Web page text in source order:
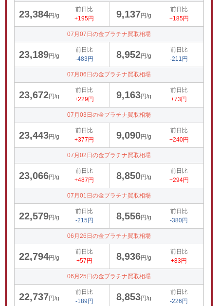
23,384円/g
前日比
+195円
9,137円/g
前日比
+185円
07月07日の金プラチナ買取相場
23,189円/g
前日比
-483円
8,952円/g
前日比
-211円
07月06日の金プラチナ買取相場
23,672円/g
前日比
+229円
9,163円/g
前日比
+73円
07月03日の金プラチナ買取相場
23,443円/g
前日比
+377円
9,090円/g
前日比
+240円
07月02日の金プラチナ買取相場
23,066円/g
前日比
+487円
8,850円/g
前日比
+294円
07月01日の金プラチナ買取相場
22,579円/g
前日比
-215円
8,556円/g
前日比
-380円
06月26日の金プラチナ買取相場
22,794円/g
前日比
+57円
8,936円/g
前日比
+83円
06月25日の金プラチナ買取相場
22,737円/g
前日比
-189円
8,853円/g
前日比
-226円